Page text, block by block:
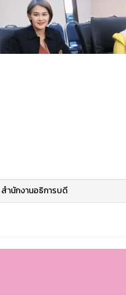
สำนักงานอธิการบดี